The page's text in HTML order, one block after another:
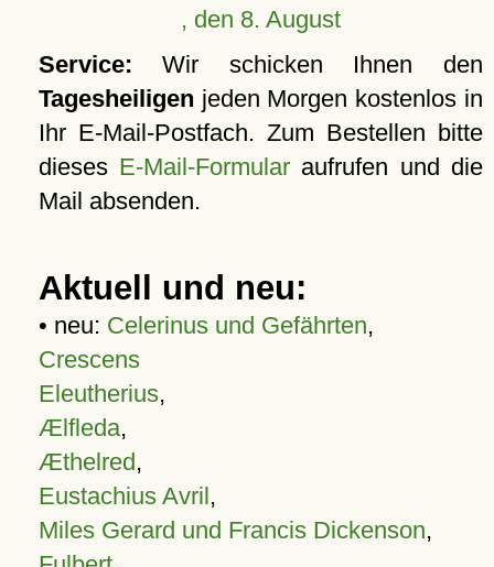
, den 8. August
Service: Wir schicken Ihnen den
Tagesheiligen jeden Morgen kostenlos in
Ihr E-Mail-Postfach. Zum Bestellen bitte
dieses E-Mail-Formular aufrufen und die
Mail absenden.
Aktuell und neu:
• neu: Celerinus und Gefährten,
Crescens
Eleutherius,
Ælfleda,
Æthelred,
Eustachius Avril,
Miles Gerard und Francis Dickenson,